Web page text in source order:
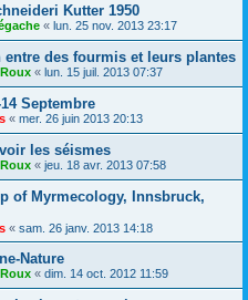
Kutter 1950
« lun. 25 nov. 2013 23:17
des fourmis et leurs plantes
« lun. 15 juil. 2013 07:37
Septembre
« mer. 26 juin 2013 20:13
les séismes
« jeu. 18 avr. 2013 07:58
of Myrmecology, Innsbruck,
« sam. 26 janv. 2013 14:18
Nature
« dim. 14 oct. 2012 11:59